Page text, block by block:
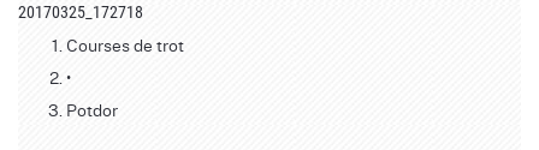
20170325_172718
Courses de trot
•
Potdor